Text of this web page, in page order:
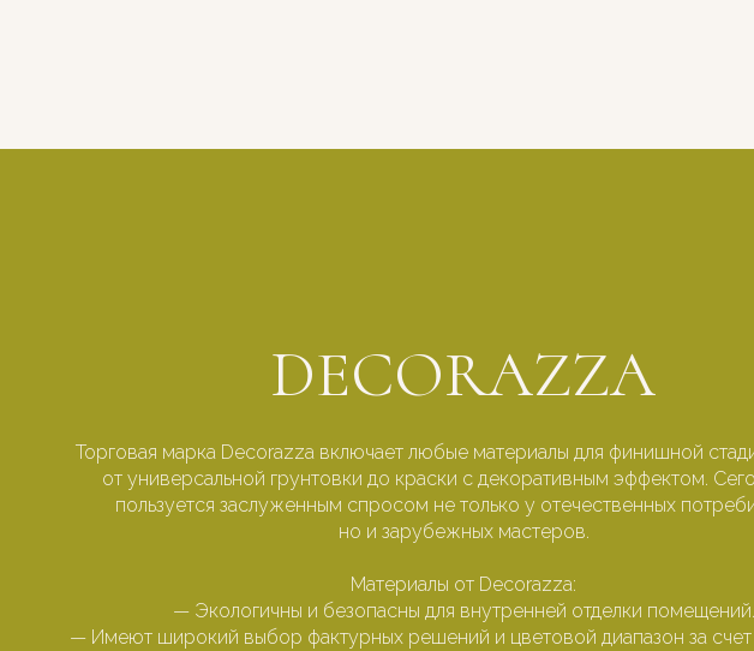
DECORAZZA
Торговая марка Decorazza включает любые материалы для финишной
от универсальной грунтовки до краски с декоративным эффектом.
пользуется заслуженным спросом не только у отечественных
но и зарубежных мастеров.
Материалы от Decorazza:
— Экологичны и безопасны для внутренней отделки помещений.
— Имеют широкий выбор фактурных решений и цветовой диапазон за счет